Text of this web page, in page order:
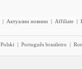
| Актуални новини | Affiliate |
Polski | Português brasileiro |